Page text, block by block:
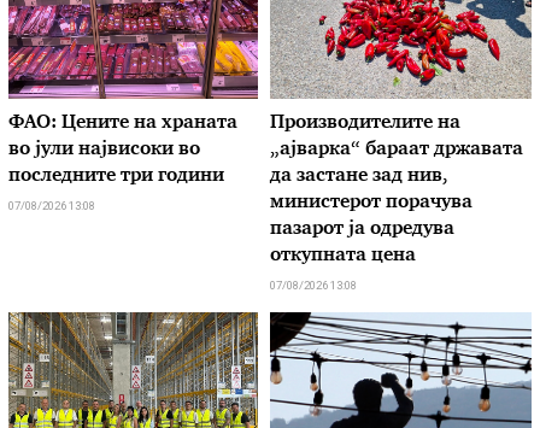
ФАО: Цените на храната
во јули највисоки во
последните три години
07/08/2026 13:08
Производителите на
„ајварка“ бараат државата
да застане зад нив,
министерот порачува
пазарот ја одредува
откупната цена
07/08/2026 13:08